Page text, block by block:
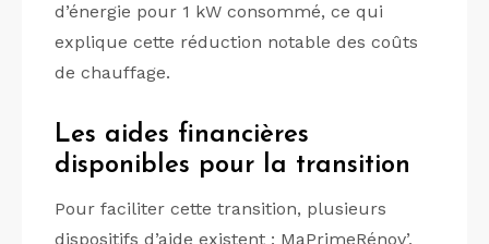
d’énergie pour 1 kW consommé, ce qui
explique cette réduction notable des coûts
de chauffage.
Les aides financières
disponibles pour la transition
Pour faciliter cette transition, plusieurs
dispositifs d’aide existent : MaPrimeRénov’,